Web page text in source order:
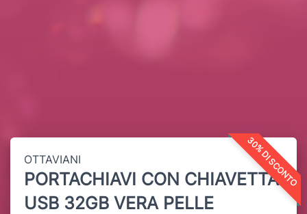
30% DI SCONTO
OTTAVIANI
PORTACHIAVI CON CHIAVETTA
USB 32GB VERA PELLE